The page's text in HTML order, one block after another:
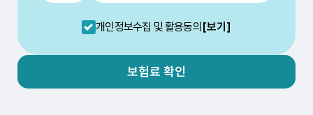
개인정보수집 및 활용동의 [보기]
보험료 확인